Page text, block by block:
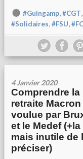
#Guingamp,#CGT,
#Solidaires,#FSU,
4 Janvier 2020
Comprendre la
retraite Macron
voulue par
et le Medef (+la
mais inutile de
préciser)